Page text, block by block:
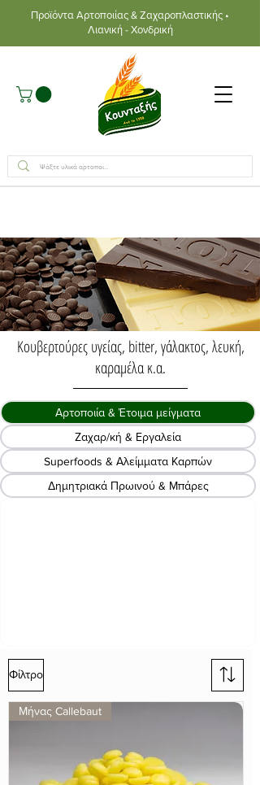
Προϊόντα Αρτοποιίας & Ζαχαροπλαστικής •
Λιανική - Χονδρική
Κουβερτούρες υγείας, bitter, γάλακτος, λευκή,
καραμέλα κ.α.
Αρτοποιία & Έτοιμα μείγματα
Ζαχαρ/κή & Εργαλεία
Superfoods & Αλείμματα Καρπών
Δημητριακά Πρωινού & Μπάρες
Φίλτρο
Μήνας Callebaut